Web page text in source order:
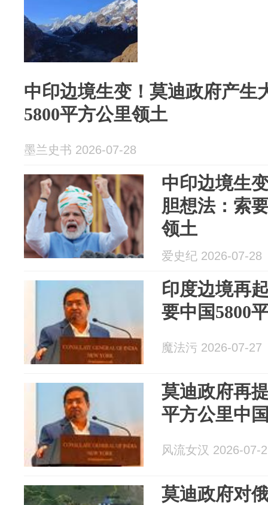
中印边境生变！莫迪政府产生
5800平方公里领土
墨兰史书 2026-07-28
中印边境生
胆想法：索
领土
爱史纪 2026-07-28
印度边境再
要中国5800
魔法污 2026-07-27
莫迪政府再
平方公里中
风流女汉 2026-07-
莫迪政府对